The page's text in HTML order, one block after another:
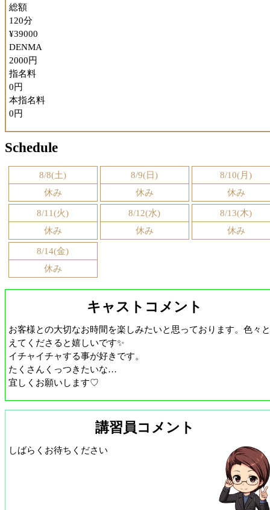
総額
120分
¥39000
DENMA
2000円
指名料
0円
本指名料
0円
Schedule
8/8(土)
休み
8/9(日)
休み
8/10(月)
休み
8/11(火)
休み
8/12(水)
休み
8/13(木)
休み
8/14(金)
休み
キャストコメント
お客様との大切なお時間を楽しみたいと思っております。色々
えてくださると嬉しいです✨
イチャイチャする事が好きです。
たくさんくっつきたいな…
宜しくお願いします♡
講習員コメント
しばらくお待ちください